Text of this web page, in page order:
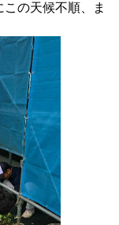
の天候不順、ま